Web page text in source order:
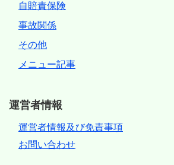
自賠責保険
事故関係
その他
メニュー記事
運営者情報
運営者情報及び免責事項
お問い合わせ